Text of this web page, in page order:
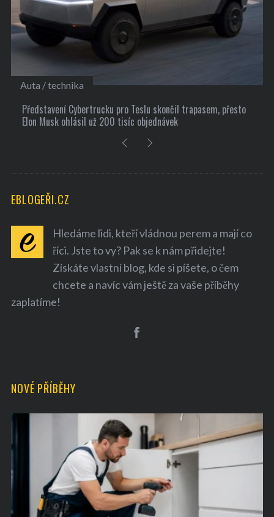
Kultura
10 užitečných tipů, jak si najít nové přátele
EBLOGEŘI.CZ
Hledáme lidi, kteří vládnou perem a mají co
říci. Jste to vy? Pak se k nám přidejte!
Získáte vlastní blog, kde si píšete, o čem
chcete a navíc vám ještě za vaše příběhy
zaplatíme!
NOVÉ PŘÍBĚHY
h